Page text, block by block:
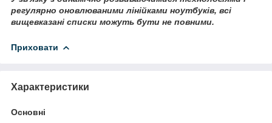
регулярно оновлюваними лінійками ноутбуків, всі
вищевказані списки можуть бути не повними.
Приховати
Характеристики
Основні